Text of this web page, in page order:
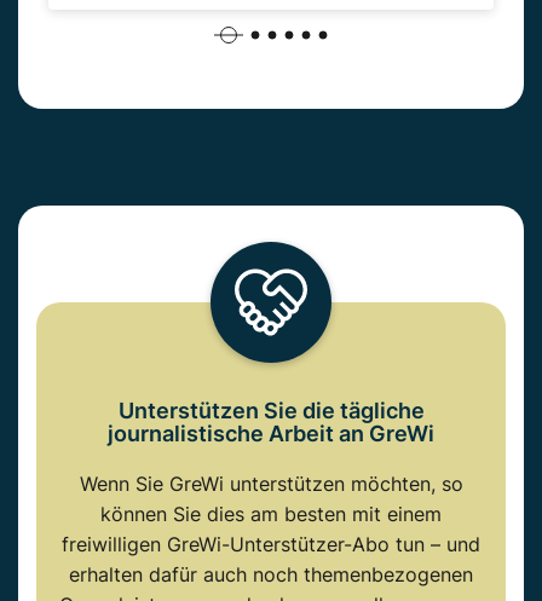
Unterstützen Sie die tägliche
journalistische Arbeit an GreWi
Wenn Sie GreWi unterstützen möchten, so
können Sie dies am besten mit einem
freiwilligen GreWi-Unterstützer-Abo tun – und
erhalten dafür auch noch themenbezogenen